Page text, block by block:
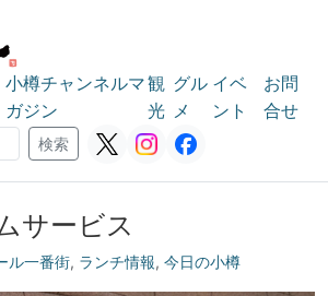
小樽チャンネルマ
ガジン
観
光
グル
メ
イベ
ント
お問
合せ
検索
サービス
ル一番街, ランチ情報, 今日の小樽